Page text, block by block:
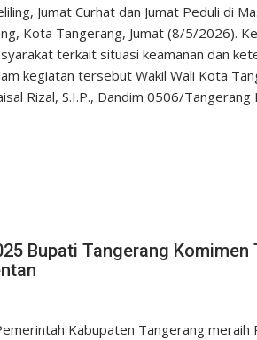
Jumat Curhat dan Jumat Peduli di
Kota Tangerang, Jumat (8/5/2026).
terkait situasi keamanan dan
kegiatan tersebut Wakil Wali Kota
Rizal, S.I.P., Dandim 0506/Tangerang
Bupati Tangerang Komimen
Kabupaten Tangerang